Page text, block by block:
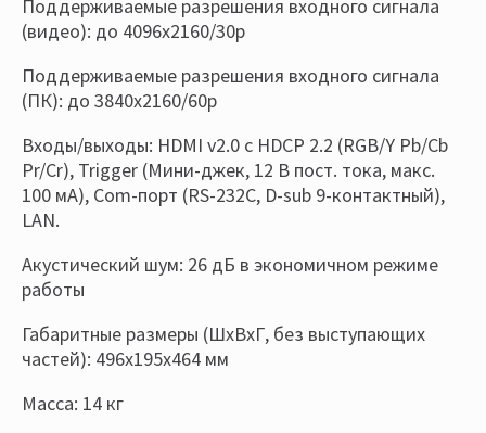
Поддерживаемые разрешения входного сигнала
(видео): до 4096x2160/30p
Поддерживаемые разрешения входного сигнала
(ПК): до 3840х2160/60р
Входы/выходы: HDMI v2.0 с HDCP 2.2 (RGB/Y Pb/Cb
Pr/Cr), Trigger (Мини-джек, 12 В пост. тока, макс.
100 мА), Com-порт (RS-232C, D-sub 9-контактный),
LAN.
Акустический шум: 26 дБ в экономичном режиме
работы
Габаритные размеры (ШxВxГ, без выступающих
частей): 496x195x464 мм
Масса: 14 кг